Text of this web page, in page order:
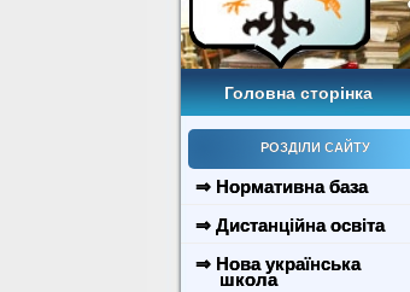
Головна сторінка
РОЗДІЛИ САЙТУ
⇒ Нормативна база
⇒ Дистанційна освіта
⇒ Нова українська
школа